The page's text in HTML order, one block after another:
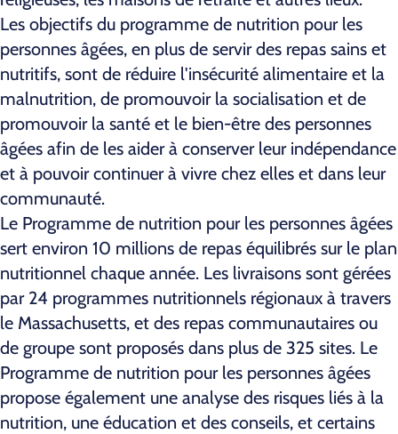
Les objectifs du programme de nutrition pour les
personnes âgées, en plus de servir des repas sains et
nutritifs, sont de réduire l'insécurité alimentaire et la
malnutrition, de promouvoir la socialisation et de
promouvoir la santé et le bien-être des personnes
âgées afin de les aider à conserver leur indépendance
et à pouvoir continuer à vivre chez elles et dans leur
communauté.
Le Programme de nutrition pour les personnes âgées
sert environ 10 millions de repas équilibrés sur le plan
nutritionnel chaque année. Les livraisons sont gérées
par 24 programmes nutritionnels régionaux à travers
le Massachusetts, et des repas communautaires ou
de groupe sont proposés dans plus de 325 sites. Le
Programme de nutrition pour les personnes âgées
propose également une analyse des risques liés à la
nutrition, une éducation et des conseils, et certains